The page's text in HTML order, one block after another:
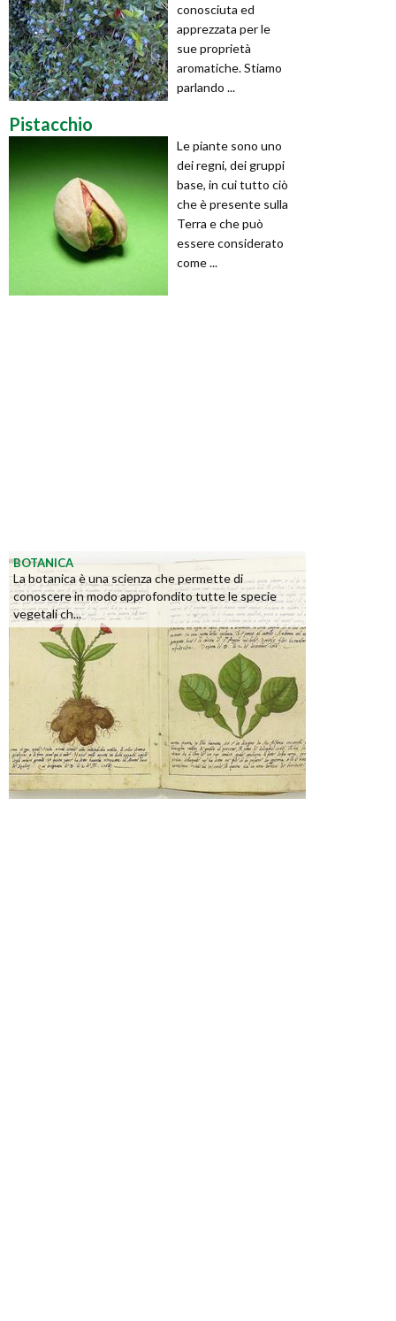
conosciuta ed
apprezzata per le
sue proprietà
aromatiche. Stiamo
parlando ...
Pistacchio
Le piante sono uno
dei regni, dei gruppi
base, in cui tutto ciò
che è presente sulla
Terra e che può
essere considerato
come ...
BOTANICA
La botanica è una scienza che permette di
conoscere in modo approfondito tutte le specie
vegetali ch...